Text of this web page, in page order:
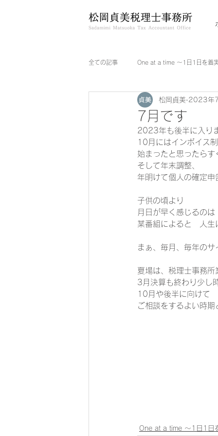
全ての記事 One at a time ～1日1日を着
7月です
松岡貞美 2023年
2023年も後半に入り
10月にはインボイス
始まったと思ったらす
そして年末調整、
年明けて個人の確定
子供の頃より
月日が早く感じるのは
某番組によると　人
まぁ、毎月、毎年の
夏場は、税理士事務所
3月決算も終わり少し
10月や後半に向けて
ご相談をするよい時期
One at a time ～1日1日